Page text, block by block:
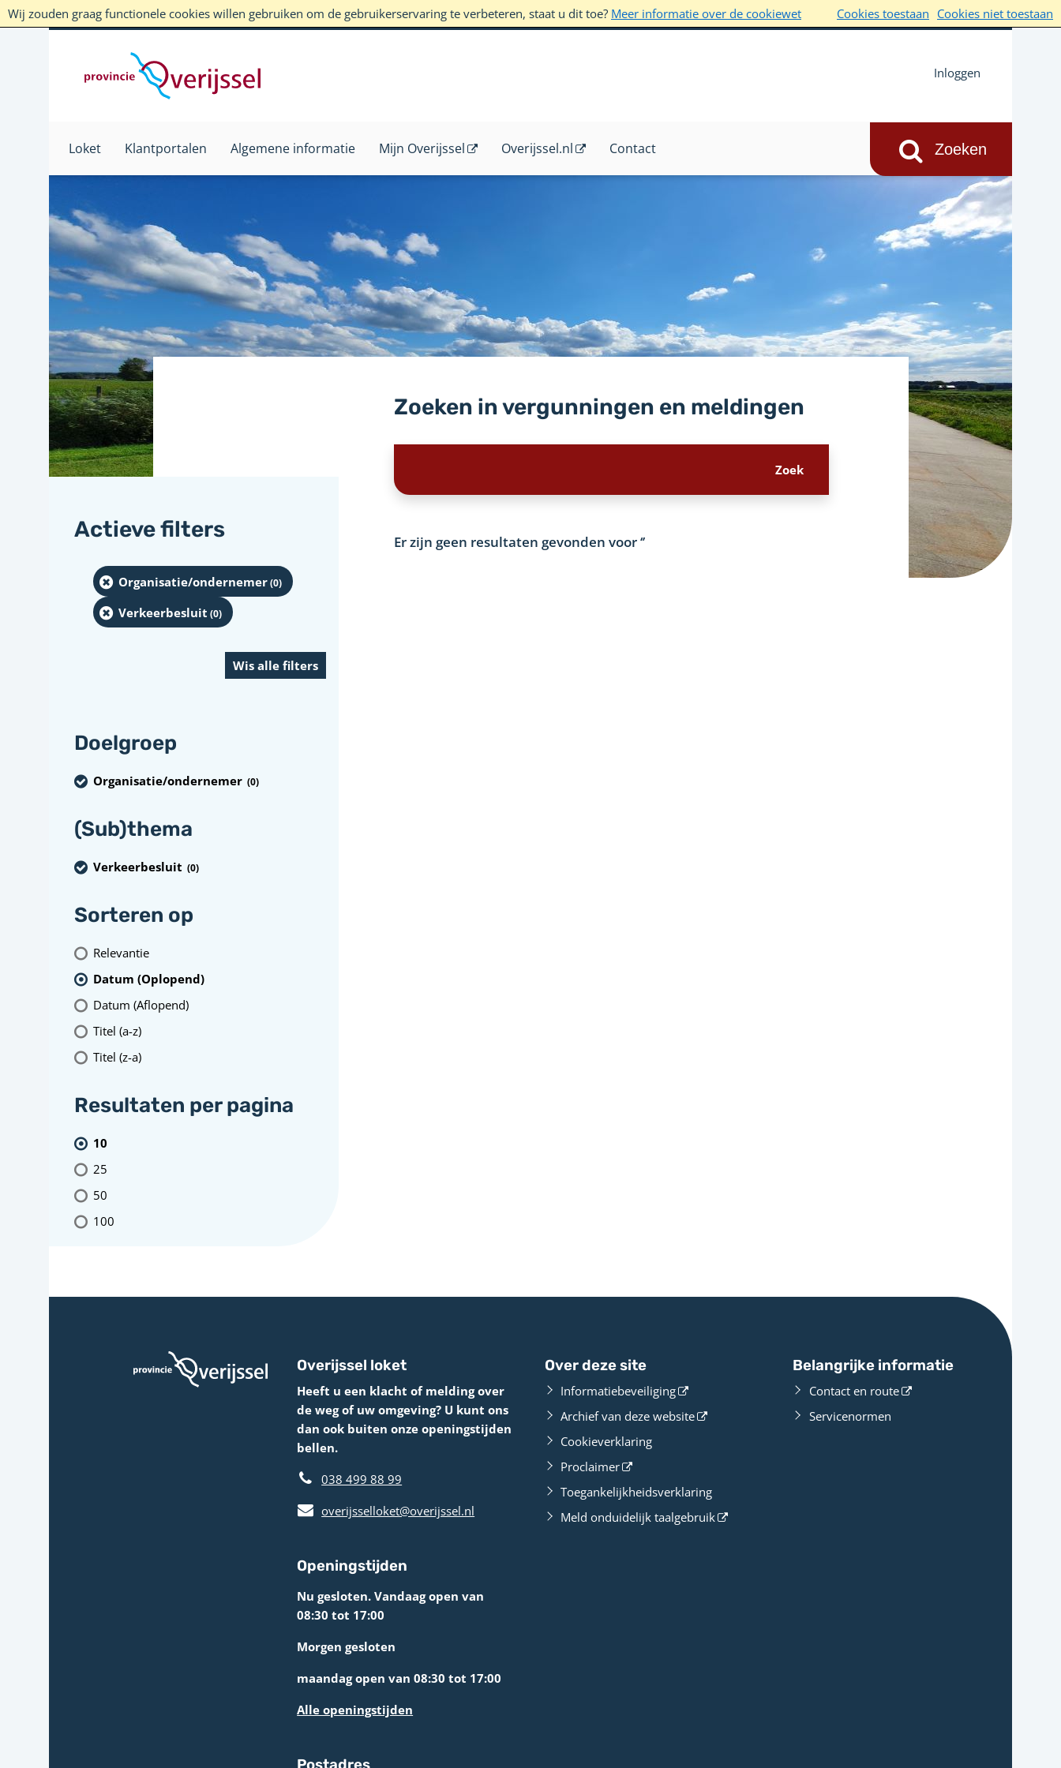
Wij zouden graag functionele cookies willen gebruiken om de gebruikerservaring te verbeteren, staat u dit toe? Meer informatie over de cookiewet Cookies toestaan Cookies niet toestaan
Inloggen
Loket Klantportalen Algemene informatie Mijn Overijssel Overijssel.nl Contact
Zoeken in vergunningen en meldingen
Er zijn geen resultaten gevonden voor‘’
Actieve filters
Organisatie/ondernemer(0)
Verkeerbesluit (0)
Doelgroep
Organisatie/ondernemer (0)
(Sub)thema
Verkeerbesluit (0)
Sorteren op
Relevantie
Datum (Oplopend)
Datum (Aflopend)
Titel (a-z)
Titel (z-a)
Resultaten per pagina
10
25
50
100
Overijssel loket
Heeft u een klacht of melding over
de weg of uw omgeving? U kunt ons
dan ook buiten onze openingstijden
bellen.
038 499 88 99
overijsselloket@overijssel.nl
Openingstijden
Nu gesloten. Vandaag open van
08:30 tot 17:00
Morgen gesloten
maandag open van 08:30 tot 17:00
Alle openingstijden
Over deze site
Informatiebeveiliging
Archief van deze website
Cookieverklaring
Proclaimer
Toegankelijkheidsverklaring
Meld onduidelijk taalgebruik
Belangrijke informatie
Contact en route
Servicenormen